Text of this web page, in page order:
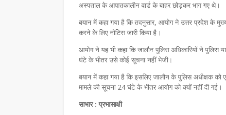
अस्पताल के आपातकालीन वार्ड के बाहर छोड़कर भाग गए थे।
बयान में कहा गया है कि तदनुसार, आयोग ने उत्तर प्रदेश के
करने के लिए नोटिस जारी किया है।
आयोग ने यह भी कहा कि जालौन पुलिस अधिकारियों ने पुलिस
घंटे के भीतर उसे कोई सूचना नहीं भेजी।
बयान में कहा गया है कि इसलिए जालौन के पुलिस अधीक्षक को
मामले की सूचना 24 घंटे के भीतर आयोग को क्यों नहीं दी गई।
साभार : प्रभासाक्षी